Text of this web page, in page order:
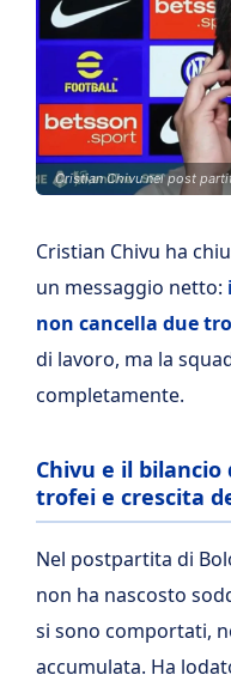
Cristian Chivu nel post
Cristian Chivu ha
un messaggio netto:
non cancella due
di lavoro, ma la
completamente.
Chivu e il
trofei e crescita
Nel postpartita di
non ha nascosto
si sono comportati,
accumulata. Ha